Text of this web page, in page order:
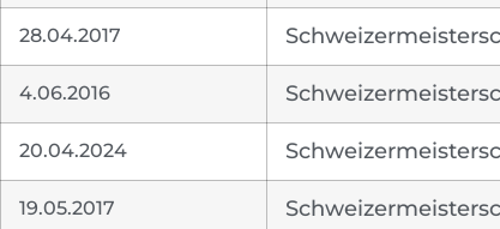
28.04.2017
4.06.2016
20.04.2024
19.05.2017